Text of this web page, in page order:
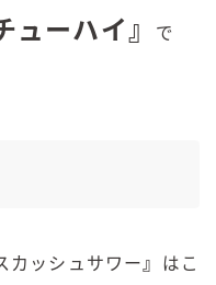
ーハイ』
で
カッシュサワー 』 はこ